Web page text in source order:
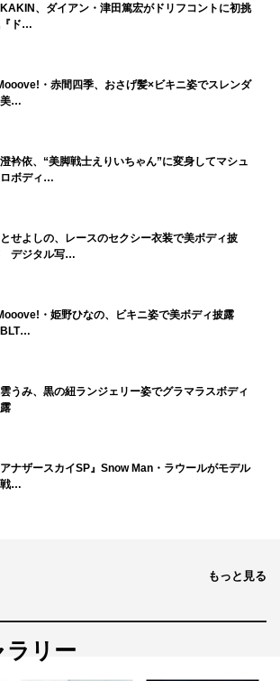
、ダイアン・津田篤宏がドリフコントに初挑
ド…
・赤間四季、おさげ髪×ビキニ姿でスレンダ
美…
衿依、“美脚戦士えりいちゃん”に変身してマシュ
ボディ…
せよしの、レースのセクシー衣装で美ボディ披
デジタル写…
・姫野ひなの、ビキニ姿で美ボディ披露
BLT…
うみ、黒の紐ランジェリー姿でグラマラスボディ
アナザースカイSP』Snow Man・ラウールがモデル
…
もっと見る
ラリー